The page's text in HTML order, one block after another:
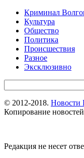
Криминал
Культура
Общество
Политика
Происшествия
Разное
Эксклюзивно
© 2012-2018. Новости
Копирование
Редакция не несет